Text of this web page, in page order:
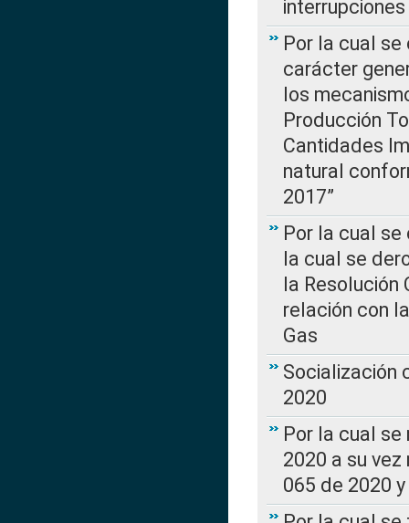
Por la cual
carácter
los
Producción
Cantidades
natural
2017”
Por la cual
la cual se
la Resolución
relación con
Gas
Socialización
2020
Por la cual se
2020 a su
065 de 2020